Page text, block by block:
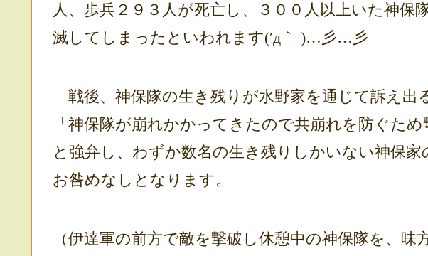
人、歩兵２９３人が死亡し、３００人以上いた神保
滅してしまったといわれます(′д｀ )…彡…彡
戦後、神保隊の生き残りが水野家を通じて訴え出
「神保隊が崩れかかってきたので共崩れを防ぐため
と強弁し、わずか数名の生き残りしかいない神保
お咎めなしとなります。
（伊達軍の前方で敵を撃破し休憩中の神保隊を、味